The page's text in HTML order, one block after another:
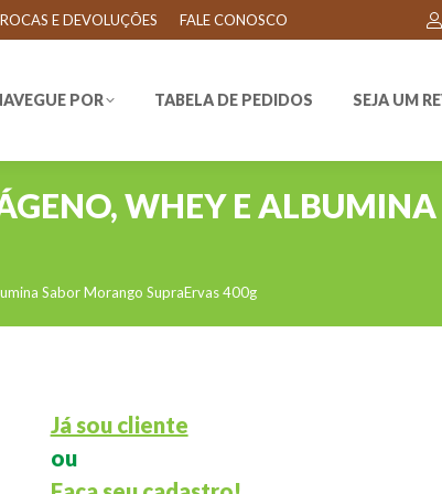
E DEVOLUÇÕES FALE CONOSCO
POR TABELA DE PEDIDOS SEJA UM
WHEY E
Sabor Morango SupraErvas 400g
Já sou cliente
ou
POR TABELA DE PEDIDOS SEJA UM